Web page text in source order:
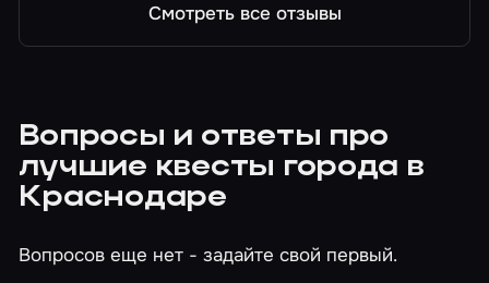
Смотреть все отзывы
Вопросы и ответы про
лучшие квесты города в
Краснодаре
Вопросов еще нет - задайте свой первый.